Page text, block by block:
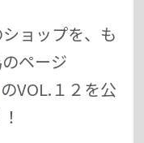
ョップを、も
ページ
のVOL.１２を公